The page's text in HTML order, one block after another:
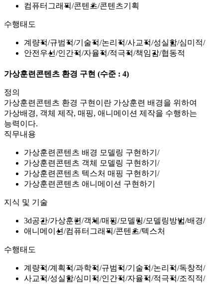
컴퓨터그래픽 콘텐츠 콘텐츠기획
수행태도
계량적 규범적 기술적 논리적 사교적 성실함 심미적
안전우선 인간적 자율적 적극적 책임감 협동적
가상훈련콘텐츠 환경 구현 (수준 : 4)
정의
가상훈련콘텐츠 환경 구현이란 가상훈련 배경을 위하여
가상배경, 객체 제작, 매핑, 애니메이션 제작을 수행하는
능력이다.
직무내용
가상훈련콘텐츠 배경 모델링 구현하기
가상훈련콘텐츠 객체 모델링 구현하기
가상훈련콘텐츠 텍스처 매핑 구현하기
가상훈련콘텐츠 애니메이션 구현하기
지식 및 기술
3d공간 가상훈련 객체 매핑 모델링 모델링방법 배경
애니메이션 컴퓨터그래픽 콘텐츠 텍스처
수행태도
계량적 계획적 과학적 규범적 기술적 논리적 독창적
사교적 성실함 심미적 인간적 자율적 적극적 조직적